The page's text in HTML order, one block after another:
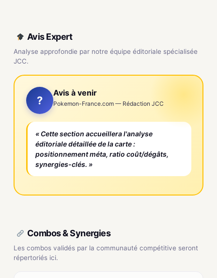
Avis Expert
Analyse approfondie par notre équipe éditoriale spécialisée
JCC.
?
Avis à venir
Pokemon-France.com — Rédaction JCC
« Cette section accueillera l'analyse
éditoriale détaillée de la carte :
positionnement méta, ratio coût/dégâts,
synergies-clés. »
Combos & Synergies
Les combos validés par la communauté compétitive seront
répertoriés ici.